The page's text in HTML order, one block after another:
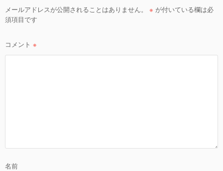
シ
ョ
メールアドレスが公開されることはありません。 ※ が付いている欄は必
須項目です
コメント ※
名前